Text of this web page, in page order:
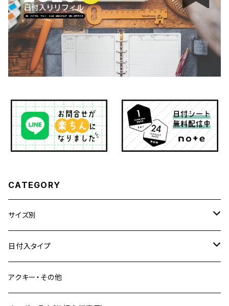
CATEGORY
サイズ別
A5サイズ
マンスリー
ウィークリー
バイブルサイズ
日付入タイプ
A5サイズ
アクキー・その他